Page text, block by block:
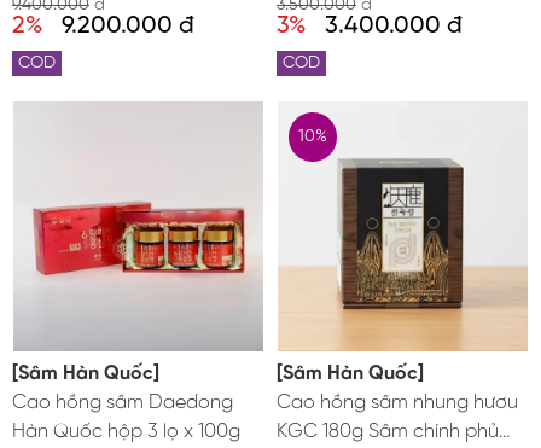
hạng hộp quà tặng 3 lọ x
100g
9.400.000 đ
2% 9.200.000 đ
COD
3.500.000 đ
3% 3.400.000 đ
COD
[Sâm Hàn Quốc]
Cao hồng sâm Daedong
Hàn Quốc hộp 3 lọ x 100g
[Sâm Hàn Quốc]
Cao hồng sâm nhung hươu
KGC 180g Sâm chính phủ
10%